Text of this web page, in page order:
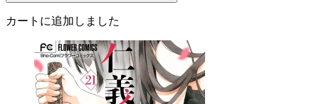
カートに追加しました